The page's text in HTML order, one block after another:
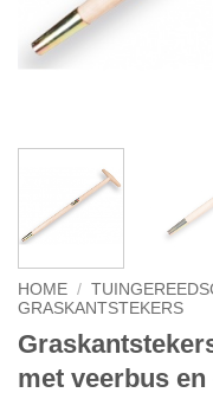
HOME /
GRASKANTSTEKERS
met veerbus